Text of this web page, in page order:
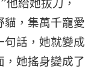
他給她拔刀，
貓，集萬千寵愛
句話，她就變成
，她搖身變成了